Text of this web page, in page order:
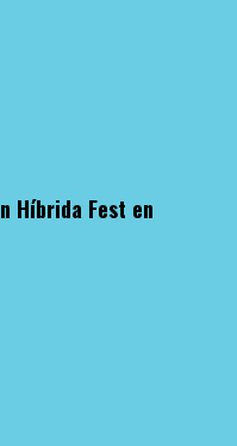
Híbrida Fest en